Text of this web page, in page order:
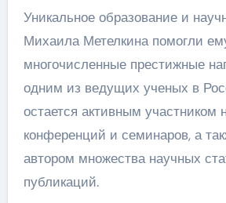
Уникальное образование и
Михаила Метелкина помогли
многочисленные престижные
одним из ведущих ученых в
остается активным участником
конференций и семинаров, а
автором множества научных
публикаций.